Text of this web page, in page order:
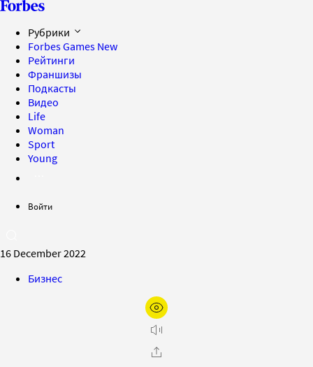
Рубрики
Forbes Games New
Рейтинги
Франшизы
Подкасты
Видео
Life
Woman
Sport
Young
Войти
16 December 2022
Бизнес